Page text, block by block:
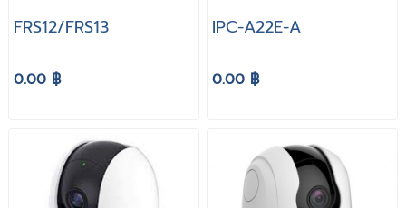
FRS12/FRS13
0.00 ฿
IPC-A22E-A
0.00 ฿